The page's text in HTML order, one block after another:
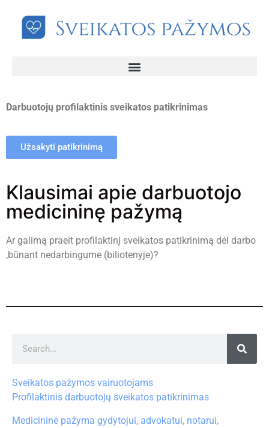
Darbuotojų profilaktinis sveikatos patikrinimas
Užsakyti patikrinimą
Klausimai apie darbuotojo
medicininę pažymą
Ar galimą praeit profilaktinį sveikatos patikrinimą dėl darbo
,būnant nedarbingume (biliotenyje)?
Sveikatos pažymos vairuotojams
Profilaktinis darbuotojų sveikatos patikrinimas
Medicininė pažyma gydytojui, advokatui, notarui,